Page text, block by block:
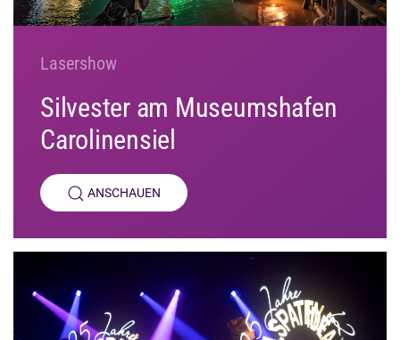
Lasershow
Silvester am Museumshafen
Carolinensiel
ANSCHAUEN